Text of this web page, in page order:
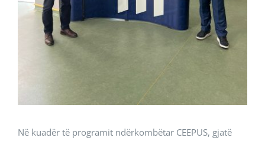
Në kuadër të programit ndërkombëtar CEEPUS, gjatë